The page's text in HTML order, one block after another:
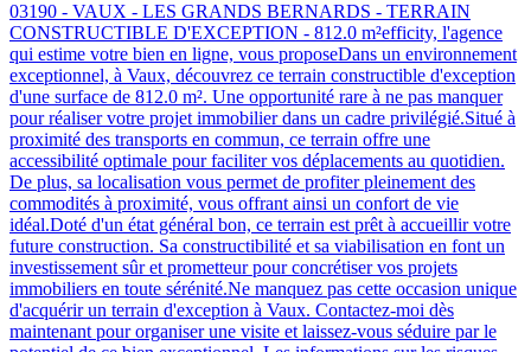
03190 - VAUX - LES GRANDS BERNARDS - TERRAIN
CONSTRUCTIBLE D'EXCEPTION - 812.0 m²efficity, l'agence
qui estime votre bien en ligne, vous proposeDans un environnement
exceptionnel, à Vaux, découvrez ce terrain constructible d'exception
d'une surface de 812.0 m². Une opportunité rare à ne pas manquer
pour réaliser votre projet immobilier dans un cadre privilégié.Situé à
proximité des transports en commun, ce terrain offre une
accessibilité optimale pour faciliter vos déplacements au quotidien.
De plus, sa localisation vous permet de profiter pleinement des
commodités à proximité, vous offrant ainsi un confort de vie
idéal.Doté d'un état général bon, ce terrain est prêt à accueillir votre
future construction. Sa constructibilité et sa viabilisation en font un
investissement sûr et prometteur pour concrétiser vos projets
immobiliers en toute sérénité.Ne manquez pas cette occasion unique
d'acquérir un terrain d'exception à Vaux. Contactez-moi dès
maintenant pour organiser une visite et laissez-vous séduire par le